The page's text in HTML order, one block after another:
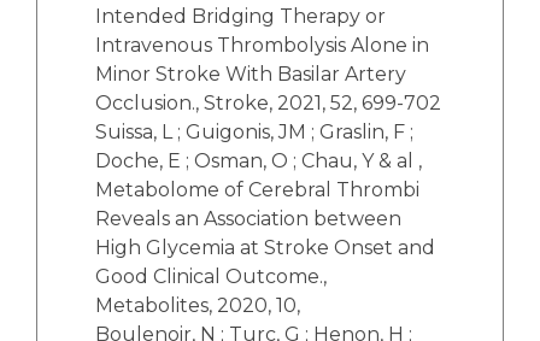
Intended Bridging Therapy or
Intravenous Thrombolysis Alone in
Minor Stroke With Basilar Artery
Occlusion., Stroke, 2021, 52, 699-702
Suissa, L ; Guigonis, JM ; Graslin, F ;
Doche, E ; Osman, O ; Chau, Y & al ,
Metabolome of Cerebral Thrombi
Reveals an Association between
High Glycemia at Stroke Onset and
Good Clinical Outcome.,
Metabolites, 2020, 10,
Boulenoir, N ; Turc, G ; Henon, H ;